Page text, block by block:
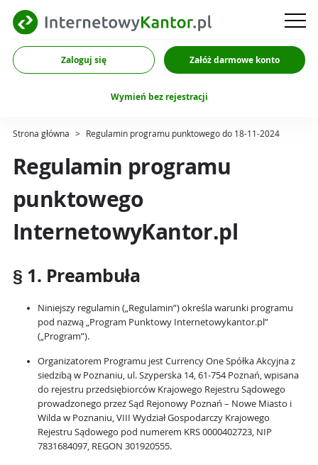
Zaloguj się Załóż darmowe konto
Wymień bez rejestracji
Strona główna > Regulamin programu punktowego do 18-11-2024
Regulamin programu
punktowego
InternetowyKantor.pl
§ 1. Preambuła
Niniejszy regulamin („Regulamin”) określa warunki programu
pod nazwą „Program Punktowy Internetowykantor.pl”
(„Program”).
Organizatorem Programu jest Currency One Spółka Akcyjna z
siedzibą w Poznaniu, ul. Szyperska 14, 61-754 Poznań, wpisana
do rejestru przedsiębiorców Krajowego Rejestru Sądowego
prowadzonego przez Sąd Rejonowy Poznań – Nowe Miasto i
Wilda w Poznaniu, VIII Wydział Gospodarczy Krajowego
Rejestru Sądowego pod numerem KRS 0000402723, NIP
7831684097, REGON 301920555.